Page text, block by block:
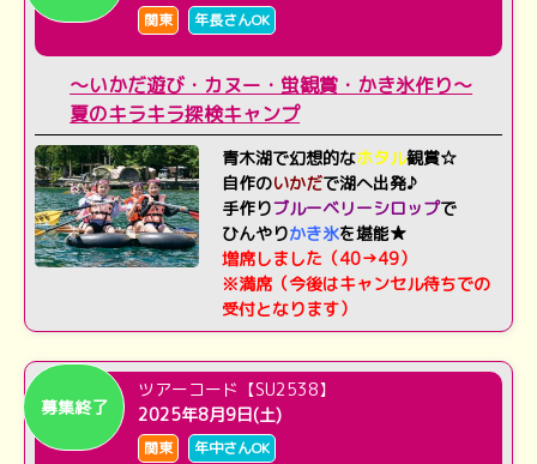
関東 年長さんOK
～いかだ遊び・カヌー・蛍観賞・かき氷作り～
夏のキラキラ探検キャンプ
青木湖で幻想的なホタル観賞☆
自作のいかだで湖へ出発♪
手作りブルーベリーシロップで
ひんやりかき氷を堪能★
増席しました（40→49）
※満席（今後はキャンセル待ちでの
受付となります）
募集終了
ツアーコード【SU2538】
2025年8月9日(土)
関東 年中さんOK